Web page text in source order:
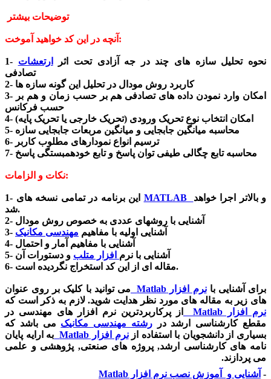
توضیحات بیشتر
آنچه در این کد خواهید آموخت:
1- نحوه تحلیل سازه های چند در جه آزادی تحت اثر
ارتعشات
تصادفی
2- کاربرد روش مودال در تحلیل این گونه سازه ها
3- امکان وارد نمودن داده های تصادفی هم بر حسب زمان و هم بر
حسب فرکانس
4- امکان انتخاب نوع تحریک ورودی (تحریک خارجی یا تحریک پایه)
5- محاسبه میانگین جابجایی و میانگین مربعات جابجایی سازه
6- ترسیم انواع نمودارهای مطلوب کاربر
7- محاسبه تابع چگالی طیفی توان پاسخ و تابع خودهمبستگی پاسخ
نکات و الزامات:
MATLAB و بالاتر اجرا خواهد
شد.
2- آشنایی با روشهای عددی به خصوص روش مودال
3- آشنایی اولیه با مفاهیم مهندسی مکانیک
4- آشنایی با مفاهیم آمار و احتمال
5- آشنایی با نرم افزار متلب و دستورات آن
6- مقاله ای از این کد استخراج نگردیده است.
برای آشنایی بانرم افزار Matlab
می توانید با کلیک بر روی عنوان
های زیر به مقاله های مورد نظر هدایت شوید. لازم به ذکر است که
نرم افزار Matlab
از پرکاربردترین نرم افزار های مهندسی در
مقطع کارشناسی ارشد دررشته مهندسی مکانیک می باشد که
بسیاری از دانشجویان با استفاده ازنرم افزار Matlab به ارایه پایان
نامه های کارشناسی ارشد, پروژه های صنعتی, پژوهشی و علمی
می پردازند.
- آشنایی و آموزش نصب نرم افزار Matlab